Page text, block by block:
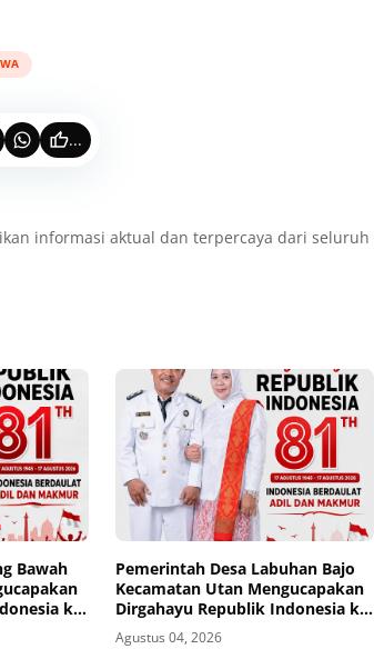
...
informasi aktual dan terpercaya dari seluruh
Bawah
ke-
Pemerintah Desa Labuhan Bajo
Kecamatan Utan Mengucapakan
Dirgahayu Republik Indonesia ke-
81
Agustus 04, 2026